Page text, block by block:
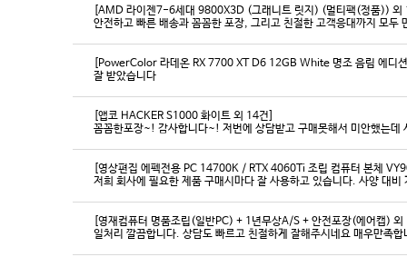
[AMD 라이젠7-6세대 9800X3D (그래니트 릿지) (멀티팩(정품)) 외
[PowerColor 라데온 RX 7700 XT D6 12GB White 명조 음림 에디
잘 받았습니다
[앱코 HACKER S1000 화이트 외 14건]
꼼꼼한포장~! 감사합니다~! 저번에 상담받고 구매못해서 미안했는
[영상편집 에펙전용 PC 14700K / RTX 4060Ti 조립 컴퓨터 본체
[영재컴퓨터 명품조립(일반PC) + 1년무상A/S + 안전포장(에어캡)
일처리 깔끔합니다. 상담도 빠르고 친절하게 잘해주시네요 매우만족